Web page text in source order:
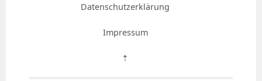
Datenschutzerklärung
Impressum
⇡